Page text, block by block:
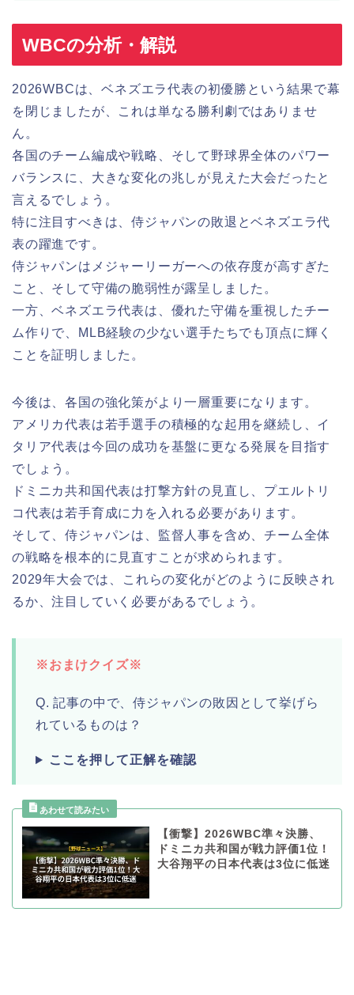
WBCの分析・解説
2026WBCは、ベネズエラ代表の初優勝という結果で幕
を閉じましたが、これは単なる勝利劇ではありませ
ん。
各国のチーム編成や戦略、そして野球界全体のパワー
バランスに、大きな変化の兆しが見えた大会だったと
言えるでしょう。
特に注目すべきは、侍ジャパンの敗退とベネズエラ代
表の躍進です。
侍ジャパンはメジャーリーガーへの依存度が高すぎた
こと、そして守備の脆弱性が露呈しました。
一方、ベネズエラ代表は、優れた守備を重視したチー
ム作りで、MLB経験の少ない選手たちでも頂点に輝く
ことを証明しました。
今後は、各国の強化策がより一層重要になります。
アメリカ代表は若手選手の積極的な起用を継続し、イ
タリア代表は今回の成功を基盤に更なる発展を目指す
でしょう。
ドミニカ共和国代表は打撃方針の見直し、プエルトリ
コ代表は若手育成に力を入れる必要があります。
そして、侍ジャパンは、監督人事を含め、チーム全体
の戦略を根本的に見直すことが求められます。
2029年大会では、これらの変化がどのように反映され
るか、注目していく必要があるでしょう。
※おまけクイズ※
Q. 記事の中で、侍ジャパンの敗因として挙げら
れているものは？
ここを押して正解を確認
【衝撃】2026WBC準々決勝、
ドミニカ共和国が戦力評価1位！
大谷翔平の日本代表は3位に低迷